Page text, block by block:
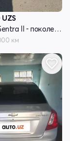
UZS
Chevrolet Gentra II - поколение
км